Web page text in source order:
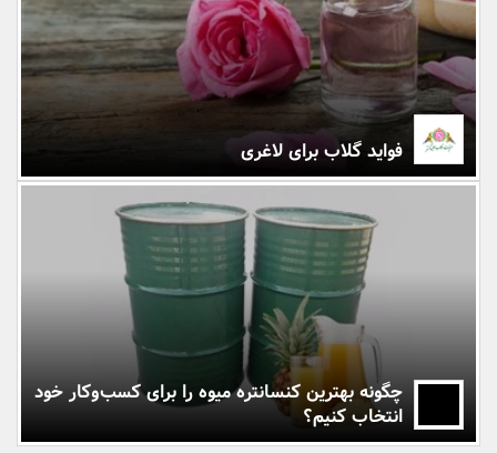
بانک، بیمه و سرمایه
مسکن و ساختمان
فواید گلاب برای لاغری
چگونه بهترین کنسانتره میوه را برای کسب‌وکار خود
انتخاب کنیم؟